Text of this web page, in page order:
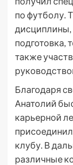
по футболу.
дисциплины,
подготовка,
также
Благодаря
Анатолий
карьерной
клубу. В
различные